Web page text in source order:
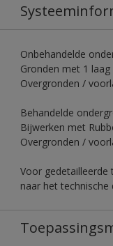
Onbehandelde
Gronden met 1 laag
Overgronden /
Behandelde
Bijwerken met
Overgronden /
Voor gedetailleerde
naar het